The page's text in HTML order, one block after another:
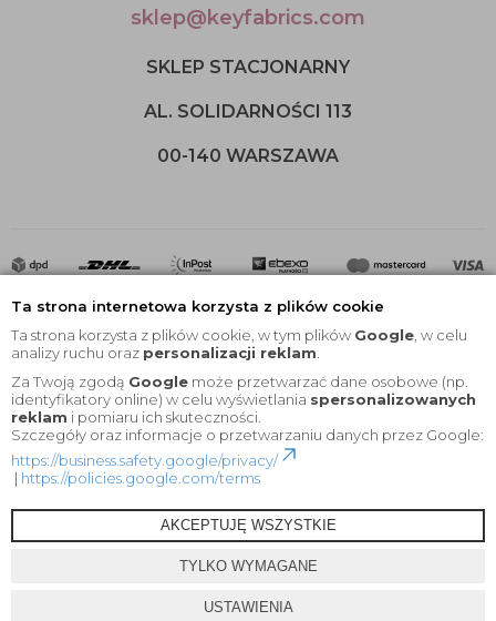
Ta strona internetowa korzysta z plików cookie
Ta strona korzysta z plików cookie, w tym plików Google , w celu
analizy ruchu oraz personalizacji reklam
Za Twoją zgodą Google może przetwarzać dane osobowe (np.
identyfikatory online) w celu wyświetlania spersonalizowanych
reklam i pomiaru ich skuteczności.
Szczegóły oraz informacje o przetwarzaniu danych przez Google:
https://business.safety.google/privacy/
| https://policies.google.com/terms
AKCEPTUJĘ WSZYSTKIE
TYLKO WYMAGANE
USTAWIENIA
sklep@keyfabrics.com
SKLEP STACJONARNY
AL. SOLIDARNOŚCI 113
00-140 WARSZAWA
2020 © Wszelkie Prawa Zastrzeżone |KEYfabrics
Projekt i oprogramowanie sklepu: